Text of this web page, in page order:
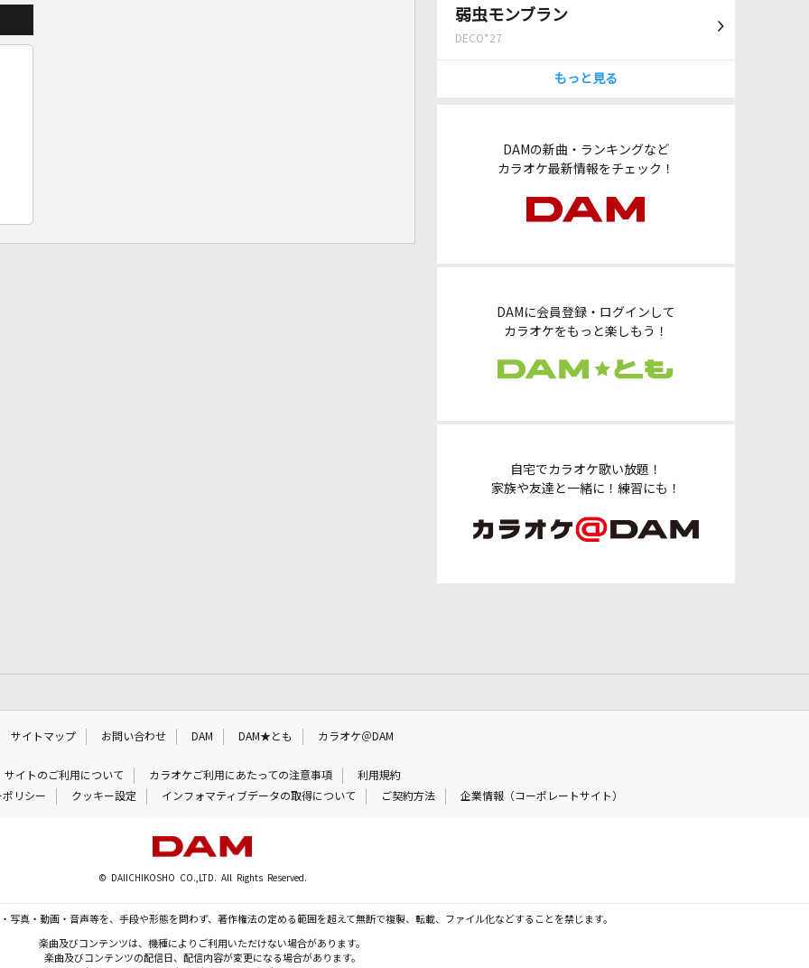
弱虫モンブラン
DECO*27
もっと見る
DAMの新曲・ランキングなど
カラオケ最新情報をチェック！
DAMに会員登録・ログインして
カラオケをもっと楽しもう！
自宅でカラオケ歌い放題！
家族や友達と一緒に！練習にも！
サイトマップ お問い合わせ DAM DAM★とも カラオケ＠DAM
サイトのご利用について カラオケご利用にあたっての注意事項
利用規約
リシー
クッキー設定 インフォマティブデータの取得について ご契約方法 企業情報（コーポレートサイト）
© DAIICHIKOSHO CO.,LTD. All Rights Reserved.
写真・動画・音声等を、手段や形態を問わず、著作権法の定める範囲を超えて無断で複製、転載、ファイル化などすることを禁じます。
楽曲及びコンテンツは、機種によりご利用いただけない場合があります。
楽曲及びコンテンツの配信日、配信内容が変更になる場合があります。